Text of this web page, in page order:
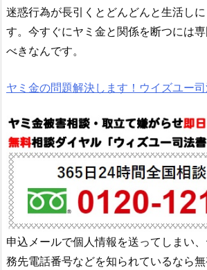
迷惑行為が長引くとどんどんと生活し
す。今すぐにヤミ金と関係を断つには
べきなんです。
ヤミ金の問題解決します！ウイズユー
申込メールで個人情報を送ってしまい
務先電話番号などを知られているなら